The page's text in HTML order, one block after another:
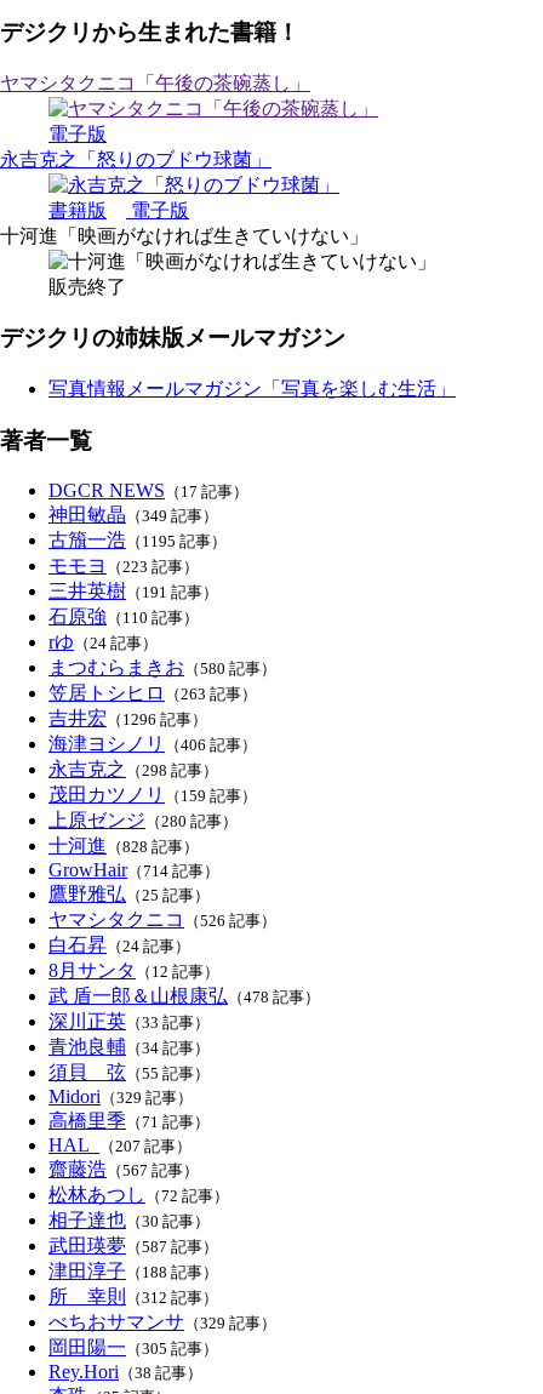
デジクリから生まれた書籍！
ヤマシタクニコ「午後の茶碗蒸し」
電子版
永吉克之「怒りのブドウ球菌」
書籍版
電子版
十河進「映画がなければ生きていけない」
販売終了
デジクリの姉妹版メールマガジン
写真情報メールマガジン「写真を楽しむ生活」
著者一覧
DGCR NEWS （17 記事）
神田敏晶 （349 記事）
古籏一浩 （1195 記事）
モモヨ （223 記事）
三井英樹 （191 記事）
石原強 （110 記事）
rゆ （24 記事）
まつむらまきお （580 記事）
笠居トシヒロ （263 記事）
吉井宏 （1296 記事）
海津ヨシノリ （406 記事）
永吉克之 （298 記事）
茂田カツノリ （159 記事）
上原ゼンジ （280 記事）
十河進 （828 記事）
GrowHair（714 記事）
鷹野雅弘 （25 記事）
ヤマシタクニコ （526 記事）
白石昇 （24 記事）
8月サンタ （12 記事）
武 盾一郎＆山根康弘 （478 記事）
深川正英 （33 記事）
青池良輔 （34 記事）
須貝 弦 （55 記事）
Midori （329 記事）
高橋里季 （71 記事）
HAL_ （207 記事）
齋藤浩 （567 記事）
松林あつし （72 記事）
相子達也 （30 記事）
武田瑛夢 （587 記事）
津田淳子 （188 記事）
所 幸則 （312 記事）
べちおサマンサ （329 記事）
岡田陽一 （305 記事）
Rey.Hori （38 記事）